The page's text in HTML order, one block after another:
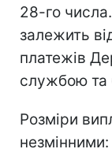
28-го
залежить
платежів
службою та
Розміри